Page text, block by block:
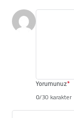
Yorumunuz*
0/30 karakter